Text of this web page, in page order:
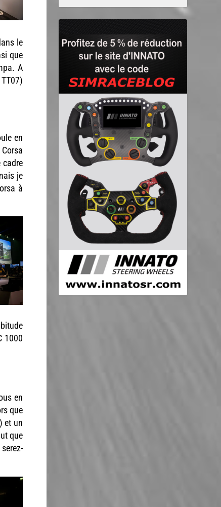
le
que
A
en
cadre
je
à
1000
en
que
et un
que